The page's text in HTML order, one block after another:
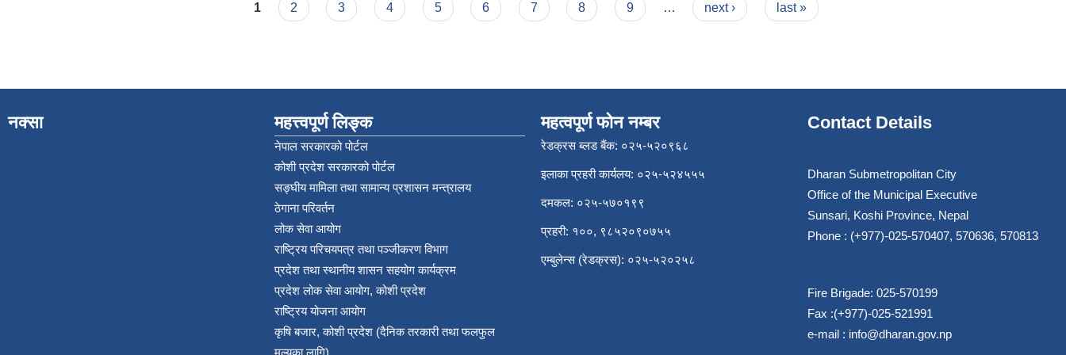
1 2 3 4 5 6 7 8 9 … next › last »
नक्सा महत्त्वपूर्ण लिङ्क
नेपाल सरकारको पोर्टल
कोशी प्रदेश सरकारको पोर्टल
सङ्‍घीय मामिला तथा सामान्य प्रशासन मन्त्रालय
ठेगाना परिवर्तन
लोक सेवा आयोग
राष्ट्रिय परिचयपत्र तथा पञ्‍जीकरण विभाग
प्रदेश तथा स्थानीय शासन सहयोग कार्यक्रम
प्रदेश लोक सेवा आयोग, कोशी प्रदेश
राष्ट्रिय योजना आयोग
कृषि बजार, कोशी प्रदेश (दैनिक तरकारी तथा फलफुल
मुल्यका लागि)
महत्वपूर्ण फोन नम्बर
रेडक्रस ब्लड बैंक: ०२५-५२०९६८
इलाका प्रहरी कार्यलय: ०२५-५२४५५५
दमकल: ०२५-५७०१९९
प्रहरी: १००, ९८५२०९०७५५
एम्बुलेन्स (रेडक्रस): ०२५-५२०२५८
Contact Details
Dharan Submetropolitan City
Office of the Municipal Executive
Sunsari, Koshi Province, Nepal
Phone : (+977)-025-570407, 570636, 570813
Fire Brigade: 025-570199
Fax :(+977)-025-521991
e-mail : info@dharan.gov.np